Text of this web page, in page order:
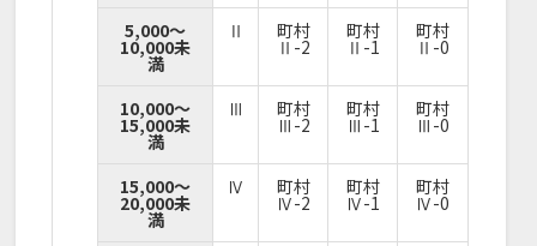
5,000～
10,000未
満
Ⅱ 町村
Ⅱ-2
町村
Ⅱ-1
町村
Ⅱ-0
10,000～
15,000未
満
Ⅲ 町村
Ⅲ-2
町村
Ⅲ-1
町村
Ⅲ-0
15,000～
20,000未
満
Ⅳ 町村
Ⅳ-2
町村
Ⅳ-1
町村
Ⅳ-0